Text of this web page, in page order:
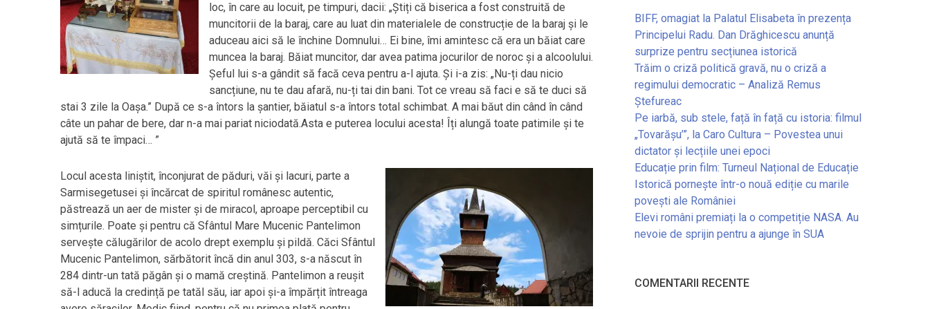
loc, în care au locuit, pe timpuri, dacii: „Știți că biserica a fost construită de
muncitorii de la baraj, care au luat din materialele de construcție de la baraj și le
aduceau aici să le închine Domnului… Ei bine, îmi amintesc că era un băiat care
muncea la baraj. Băiat muncitor, dar avea patima jocurilor de noroc și a alcoolului.
Șeful lui s-a gândit să facă ceva pentru a-l ajuta. Și i-a zis: „Nu-ți dau nicio
sancțiune, nu te dau afară, nu-ți tai din bani. Tot ce vreau să faci e să te duci să
stai 3 zile la Oașa.” După ce s-a întors la șantier, băiatul s-a întors total schimbat. A mai băut din când în când
câte un pahar de bere, dar n-a mai pariat niciodată.Asta e puterea locului acesta! Îți alungă toate patimile și te
ajută să te împaci… ”
Locul acesta liniștit, înconjurat de păduri, văi și lacuri, parte a
Sarmisegetusei și încărcat de spiritul românesc autentic,
păstrează un aer de mister și de miracol, aproape perceptibil cu
simțurile. Poate și pentru că Sfântul Mare Mucenic Pantelimon
servește călugărilor de acolo drept exemplu și pildă. Căci Sfântul
Mucenic Pantelimon, sărbătorit încă din anul 303, s-a născut în
284 dintr-un tată păgân și o mamă creștină. Pantelimon a reușit
să-l aducă la credință pe tatăl său, iar apoi și-a împărțit întreaga
BIFF, omagiat la Palatul Elisabeta în prezența
Principelui Radu. Dan Drăghicescu anunță
surprize pentru secțiunea istorică
Trăim o criză politică gravă, nu o criză a
regimului democratic – Analiză Remus
Ștefureac
Pe iarbă, sub stele, față în față cu istoria: filmul
„Tovarășu’”, la Caro Cultura – Povestea unui
dictator și lecțiile unei epoci
Educație prin film: Turneul Național de Educație
Istorică pornește într-o nouă ediție cu marile
povești ale României
Elevi români premiați la o competiție NASA. Au
nevoie de sprijin pentru a ajunge în SUA
COMENTARII RECENTE